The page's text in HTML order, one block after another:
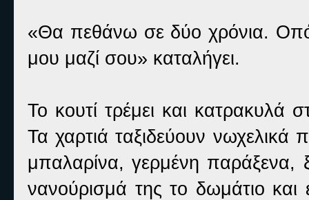
«Θα πεθάνω σε δύο χρόνια.
μου μαζί σου» καταλήγει.
Το κουτί τρέμει και κατρακυλά
Τα χαρτιά ταξιδεύουν νωχελικά
μπαλαρίνα, γερμένη παράξενα,
νανούρισμά της το δωμάτιο